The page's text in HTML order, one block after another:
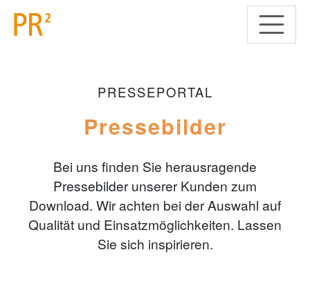
PRESSEPORTAL
Pressebilder
Bei uns finden Sie herausragende
Pressebilder unserer Kunden zum
Download. Wir achten bei der Auswahl auf
Qualität und Einsatzmöglichkeiten. Lassen
Sie sich inspirieren.